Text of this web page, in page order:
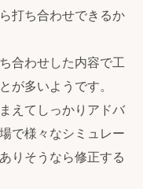
打ち合わせできるか
合わせした内容で工
が多いようです。
えてしっかりアドバ
で様々なシミュレー
りそうなら修正する